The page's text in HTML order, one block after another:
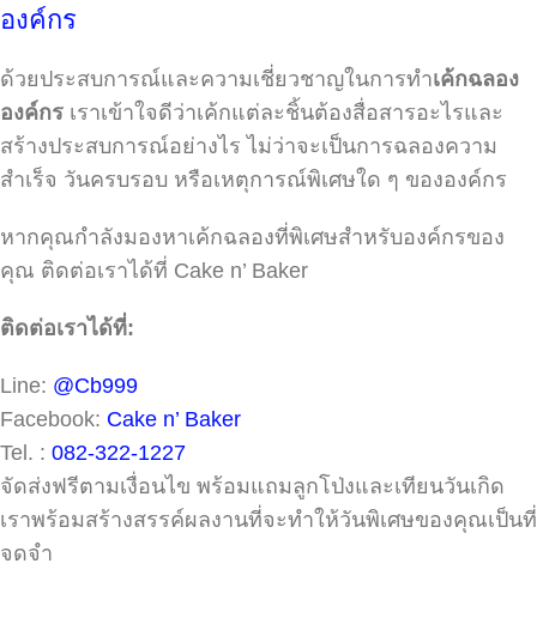
องค์กร
ด้วยประสบการณ์และความเชี่ยวชาญในการทำเค้กฉลอง
องค์กร เราเข้าใจดีว่าเค้กแต่ละชิ้นต้องสื่อสารอะไรและ
สร้างประสบการณ์อย่างไร ไม่ว่าจะเป็นการฉลองความ
สำเร็จ วันครบรอบ หรือเหตุการณ์พิเศษใด ๆ ขององค์กร
หากคุณกำลังมองหาเค้กฉลองที่พิเศษสำหรับองค์กรของ
คุณ ติดต่อเราได้ที่ Cake n’ Baker
ติดต่อเราได้ที่:
Line: @Cb999
Facebook: Cake n’ Baker
Tel. : 082-322-1227
จัดส่งฟรีตามเงื่อนไข พร้อมแถมลูกโป่งและเทียนวันเกิด
เราพร้อมสร้างสรรค์ผลงานที่จะทำให้วันพิเศษของคุณเป็นที่
จดจำ